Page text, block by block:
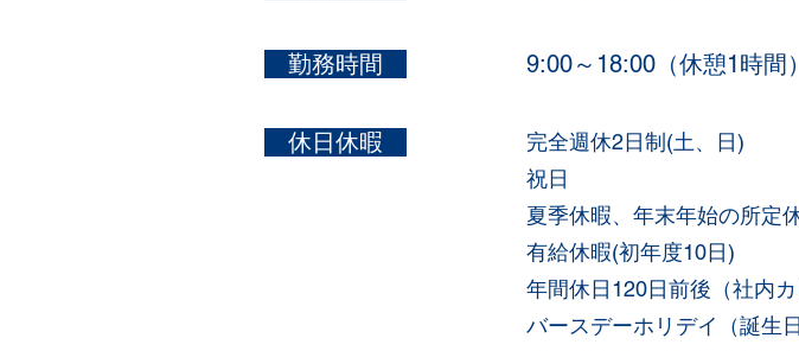
​ 勤務時間
​ 休日休暇
9:00～18:00（休憩1時間）
完全週休2日制(土、日)
祝日
夏季休暇、年末年始の所定
有給休暇(初年度10日)
年間休日120日前後（社内カ
バースデーホリデイ（誕生